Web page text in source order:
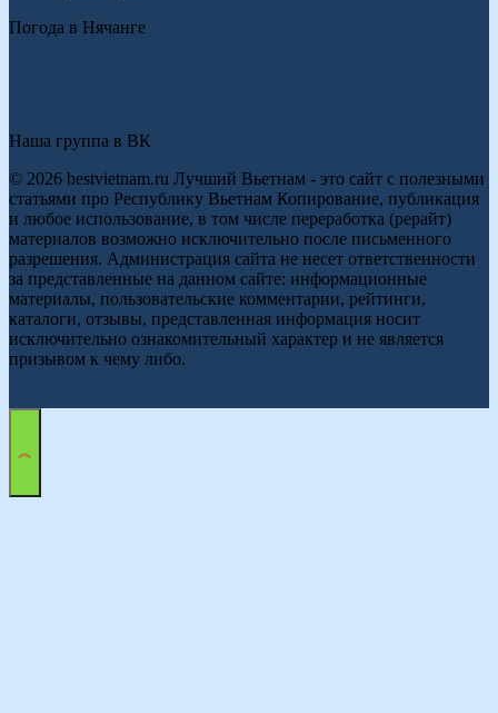
Погода в Нячанге
Наша группа в ВК
© 2026 bestvietnam.ru Лучший Вьетнам - это сайт с полезными
статьями про Республику Вьетнам Копирование, публикация
и любое использование, в том числе переработка (рерайт)
материалов возможно исключительно после письменного
разрешения. Администрация сайта не несет ответственности
за представленные на данном сайте: информационные
материалы, пользовательские комментарии, рейтинги,
каталоги, отзывы, представленная информация носит
исключительно ознакомительный характер и не является
призывом к чему либо.